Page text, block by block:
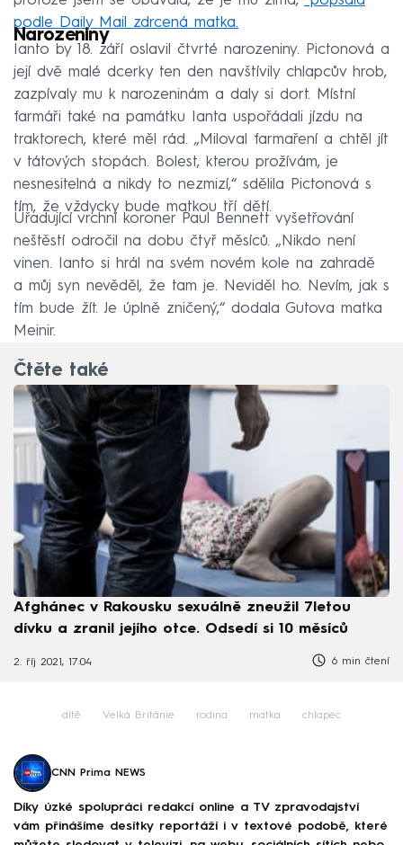
podle Daily Mail zdrcená matka.
Narozeniny
Ianto by 18. září oslavil čtvrté narozeniny. Pictonová a
její dvě malé dcerky ten den navštívily chlapcův hrob,
zazpívaly mu k narozeninám a daly si dort. Místní
farmáři také na památku Ianta uspořádali jízdu na
traktorech, které měl rád. „Miloval farmaření a chtěl jít
v tátových stopách. Bolest, kterou prožívám, je
nesnesitelná a nikdy to nezmizí,“ sdělila Pictonová s
tím, že vždycky bude matkou tří dětí.
Úřadující vrchní koroner Paul Bennett vyšetřování
neštěstí odročil na dobu čtyř měsíců. „Nikdo není
vinen. Ianto si hrál na svém novém kole na zahradě
a můj syn nevěděl, že tam je. Neviděl ho. Nevím, jak s
tím bude žít. Je úplně zničený,“ dodala Gutova matka
Meinir.
Čtěte také
Afghánec v Rakousku sexuálně zneužil 7letou
dívku a zranil jejího otce. Odsedí si 10 měsíců
2. říj 2021, 17:04 6 min čtení
dítě Velká Británie rodina matka chlapec
CNN Prima NEWS
Díky úzké spolupráci redakcí online a TV zpravodajství
vám přinášíme desítky reportáží i v textové podobě, které